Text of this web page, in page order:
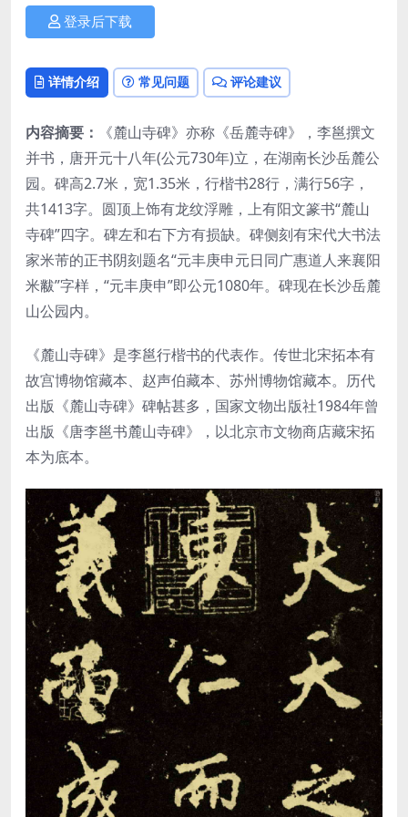
登录后下载
详情介绍 常见问题 评论建议
内容摘要：
《麓山寺碑》亦称《岳麓寺碑》，李邕撰文
并书，唐开元十八年(公元730年)立，在湖南长沙岳麓公
园。碑高2.7米，宽1.35米，行楷书28行，满行56字，
共1413字。圆顶上饰有龙纹浮雕，上有阳文篆书“麓山
寺碑”四字。碑左和右下方有损缺。碑侧刻有宋代大书法
家米芾的正书阴刻题名“元丰庚申元日同广惠道人来襄阳
米黻”字样，“元丰庚申”即公元1080年。碑现在长沙岳麓
山公园内。
《麓山寺碑》是李邕行楷书的代表作。传世北宋拓本有
故宫博物馆藏本、赵声伯藏本、苏州博物馆藏本。历代
出版《麓山寺碑》碑帖甚多，国家文物出版社1984年曾
出版《唐李邕书麓山寺碑》，以北京市文物商店藏宋拓
本为底本。